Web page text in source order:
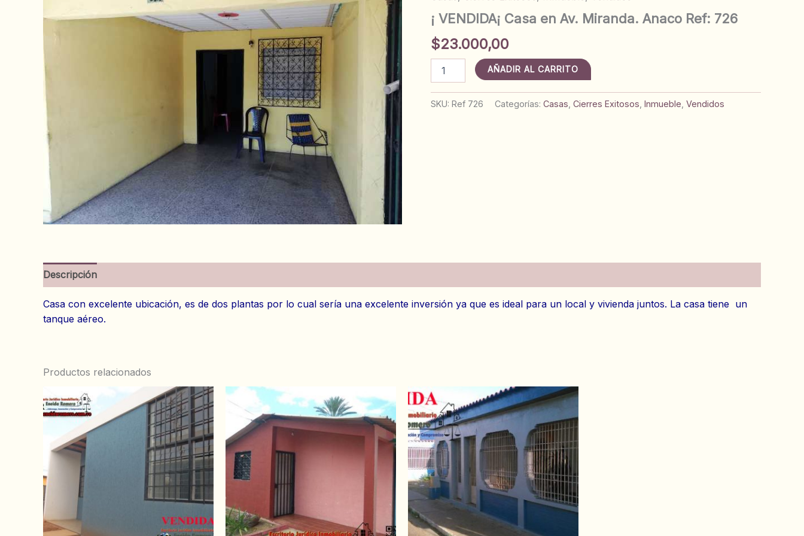
¡ VENDIDA¡ Casa en Av. Miranda. Anaco Ref: 726
$23.000,00
VENDIDA¡
en
AÑADIR AL CARRITO
SKU: Ref 726 Categorías: Casas Cierres Exitosos Inmueble Vendidos
Descripción
Casa con excelente ubicación, es de dos plantas por lo cual sería una excelente inversión ya que es ideal para un local y vivienda juntos. La casa tiene un
tanque aéreo.
Productos relacionados